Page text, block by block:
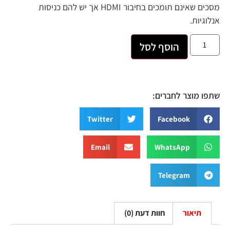
מסכים שאינם תומכים בחיבור HDMI אך יש להם כניסות
אנלוגיות.
הוסף לסל
שתפו מוצר לחברים:
Facebook
Twitter
WhatsApp
Email
Telegram
תיאור חוות דעת (0)